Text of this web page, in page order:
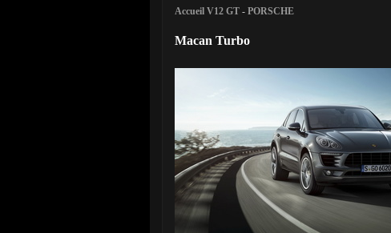
Accueil V12 GT - PORSCHE
Macan Turbo